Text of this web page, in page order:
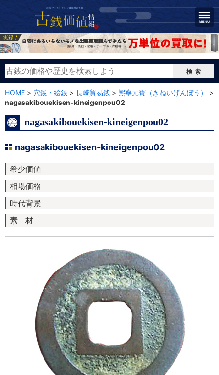
検索
HOME > 穴銭・絵銭 > 長崎貿易銭 > 熈寧元寳（きねいげんぽう）
>
nagasakibouekisen-kineigenpou02
nagasakibouekisen-kineigenpou02
nagasakibouekisen-kineigenpou02
希少価値
相場価格
時代背景
素 材